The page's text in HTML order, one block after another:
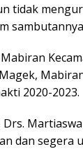
tidak
2020-2023.
dan